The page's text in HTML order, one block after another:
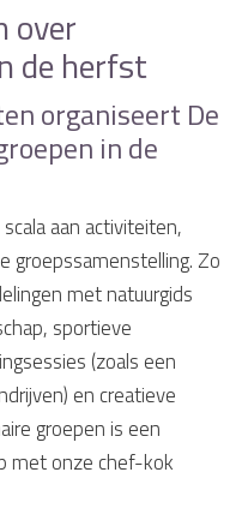
over
de herfst
organiseert De
in de
aan activiteiten,
groepssamenstelling. Zo
met natuurgids
sportieve
(zoals een
en creatieve
groepen is een
met onze chef-kok